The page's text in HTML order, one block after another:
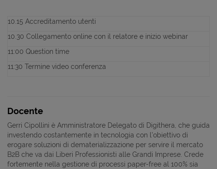
10.15 Accreditamento utenti
10.30 Collegamento online con il relatore e inizio webinar
11:00 Question time
11:30 Termine video conferenza
Docente
Gerri Cipollini è Amministratore Delegato di Digithera, che guida
investendo costantemente in tecnologia con l’obiettivo di
erogare soluzioni di dematerializzazione per servire il mercato
B2B che va dai Liberi Professionisti alle Grandi Imprese. Crede
fortemente nella gestione di processi paper-free al 100% sia